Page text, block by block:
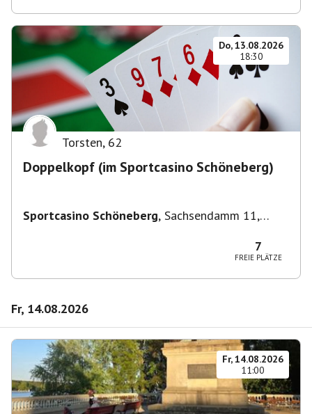
Do, 13.08.2026
18:30
Torsten, 62
Doppelkopf (im Sportcasino Schöneberg)
Sportcasino Schöneberg, Sachsendamm 11,
7
FREIE PLÄTZE
Fr, 14.08.2026
Fr, 14.08.2026
11:00